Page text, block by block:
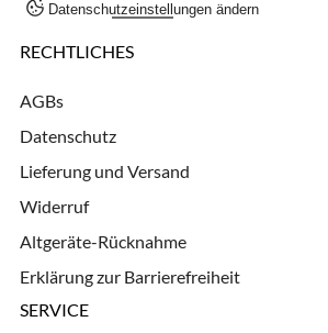
Datenschutzeinstellungen ändern
RECHTLICHES
AGBs
Datenschutz
Lieferung und Versand
Widerruf
Altgeräte-Rücknahme
Erklärung zur Barrierefreiheit
SERVICE